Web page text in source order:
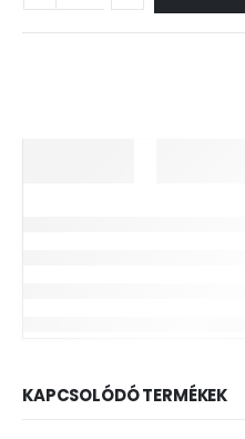
KAPCSOLÓDÓ TERMÉKEK